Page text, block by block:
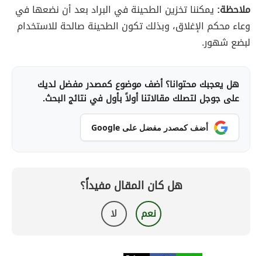
ملاحظة: يمكننا تخزين الطحينة في البراد بعد أن نضعها في
وعاء محكم الإغلاق، وبذلك تكون الطحينة صالحة للاستخدام
لبضع شهور.
هل يعجبك محتوانا؟ أضف موضوع كمصدر مفضل لديك
على جوجل لتصلك مقالاتنا أولاً بأول في نتائج البحث.
أضف كمصدر مفضل على Google
هل كان المقال مفيداً؟
نعم لا